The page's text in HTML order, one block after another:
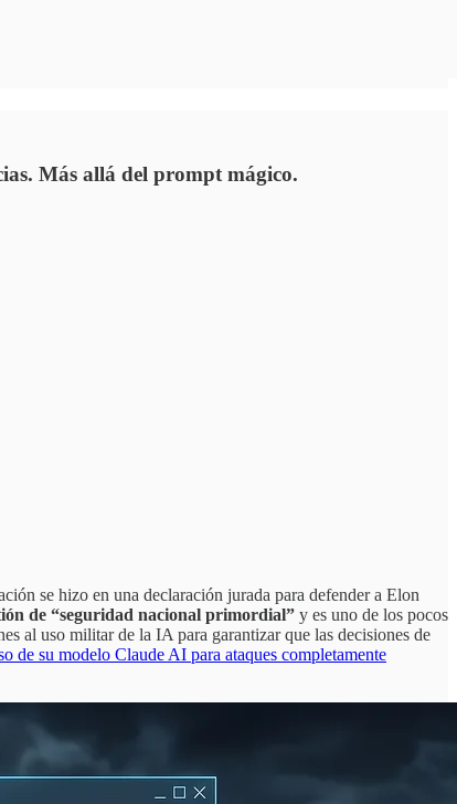
Más allá del prompt mágico.
se hizo en una declaración jurada para defender a Elon
de “seguridad nacional primordial” y es uno de los pocos
al uso militar de la IA para garantizar que las decisiones de
de su modelo Claude AI para ataques completamente